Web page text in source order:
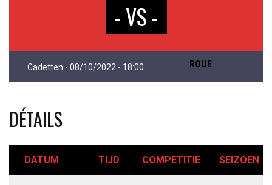
- VS -
Cadetten - 08/10/2022 - 18:00 ROUE
DÉTAILS
DATUM TIJD COMPETITIE SEIZOEN